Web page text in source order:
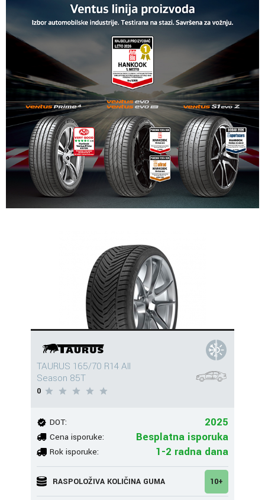
TAURUS 165/70 R14 All
Season 85T
0
DOT: 2025
Cena isporuke: Besplatna isporuka
Rok isporuke: 1-2 radna dana
RASPOLOŽIVA KOLIČINA GUMA 10+